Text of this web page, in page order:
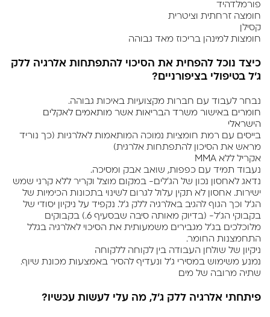
פורמלדהיד
חומצה זרחתית וציטרית
קסילן
חומצות למינהן בריכוז מאד גבוהה
כיצד נוכל להפחית את הסיכוי להתפתחות אלרגיה ללק
ג'ל בטיפולי בציפורניים?
נבחר לעבוד עם חברות מקצועיות באיכות גבוהה.
חומרים באישור משרד הבריאות אשר מותאמים לאקלים
הישראלי
בייסים עם רמת חומציות נמוכה המותאמות לאלרגיות (כך נוריד
מראש את הסיכון להתפתחות אלרגית)
אקריל ללא MMA
נעבוד תמיד עם כפפות, שואב אבק ומסיכה.
נדאג לאחסון נכון של הג'לים- במקום מוצל וקריר ללא קרני שמש
ישירות. אחסון לא תקין עלול לגרום לשינוי בתכונות הכימיות של
הג'ל וכך הגוף להגיב באלרגיה ללק ג'ל. נקפיד על ניקיון יסודי של
בקבוקי הג'ל- (בדיוק מאותה סיבה שבסעיף 6.)
בקבוקים
מלוכלכים בג'ל מגבירים משמעותית את הסיכוי לאלרגיה בגלל
התחמצנות החומר.
ניקיון של שולחן העבודה בין לקוחה ללקוחה
נמנע משימוש במסירי ג'ל ונעדיף להסיר באמצעות מכונת שיוף.
שתיה מרובה של מים
פיתחתי אלרגיה ללק ג'ל, מה עלי לעשות עכשיו?